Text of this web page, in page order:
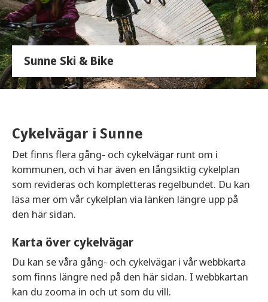
Sunne Ski & Bike
Cykelvägar i Sunne
Det finns flera gång- och cykelvägar runt om i
kommunen, och vi har även en långsiktig cykelplan
som revideras och kompletteras regelbundet. Du kan
läsa mer om vår cykelplan via länken längre upp på
den här sidan.
Karta över cykelvägar
Du kan se våra gång- och cykelvägar i vår webbkarta
som finns längre ned på den här sidan. I webbkartan
kan du zooma in och ut som du vill.